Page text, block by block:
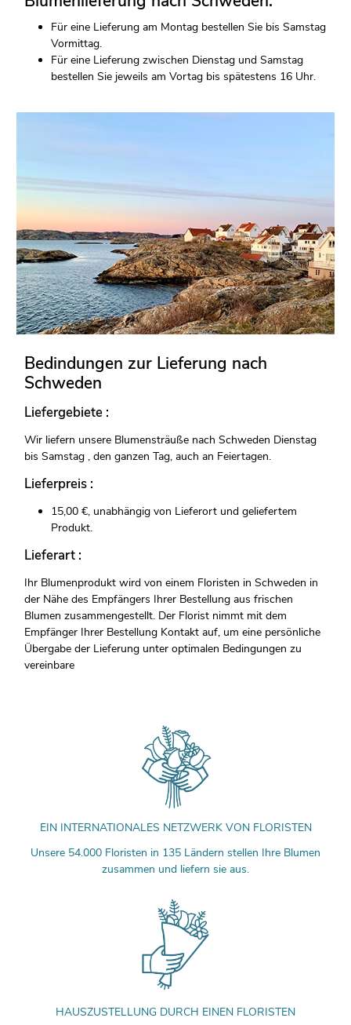
Für eine Lieferung am Montag bestellen Sie bis Samstag
Vormittag.
Für eine Lieferung zwischen Dienstag und Samstag
bestellen Sie jeweils am Vortag bis spätestens 16 Uhr.
Bedindungen zur Lieferung nach
Schweden
Liefergebiete :
Wir liefern unsere Blumensträuße nach Schweden Dienstag
bis Samstag , den ganzen Tag, auch an Feiertagen.
Lieferpreis :
15,00 €, unabhängig von Lieferort und geliefertem
Produkt.
Lieferart :
Ihr Blumenprodukt wird von einem Floristen in Schweden in
der Nähe des Empfängers Ihrer Bestellung aus frischen
Blumen zusammengestellt. Der Florist nimmt mit dem
Empfänger Ihrer Bestellung Kontakt auf, um eine persönliche
Übergabe der Lieferung unter optimalen Bedingungen zu
vereinbare
EIN INTERNATIONALES NETZWERK VON FLORISTEN
Unsere 54.000 Floristen in 135 Ländern stellen Ihre Blumen
zusammen und liefern sie aus.
HAUSZUSTELLUNG DURCH EINEN FLORISTEN